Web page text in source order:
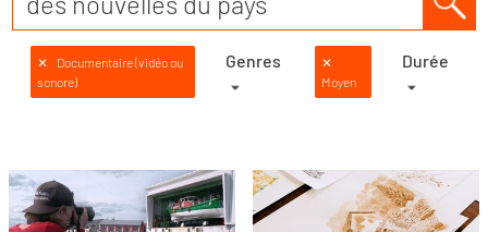
✕
Documentaire (vidéo ou
sonore)
Genres
✕
Moyen
Durée